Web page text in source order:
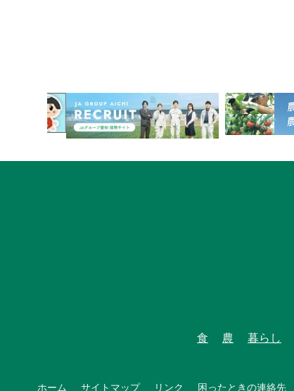
1
食 農 暮らし
ホーム サイトマップ リンク 困ったときの連絡先